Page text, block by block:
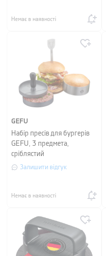
Немає в наявності
GEFU
Набір пресів для бургерів
GEFU, 3 предмета,
сріблястий
Залишити відгук
Немає в наявності